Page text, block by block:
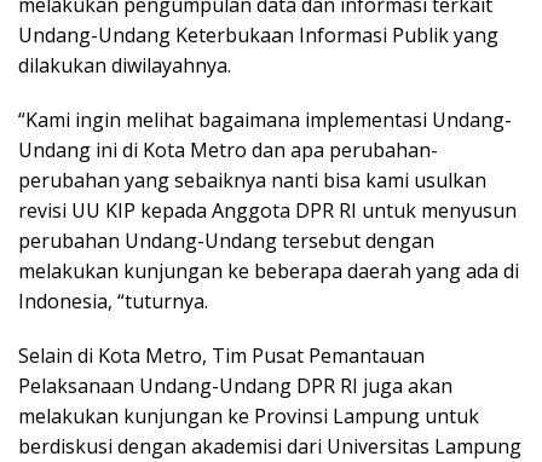
Undang-Undang Keterbukaan Informasi Publik yang
dilakukan diwilayahnya.
“Kami ingin melihat bagaimana implementasi Undang-
Undang ini di Kota Metro dan apa perubahan-
perubahan yang sebaiknya nanti bisa kami usulkan
revisi UU KIP kepada Anggota DPR RI untuk menyusun
perubahan Undang-Undang tersebut dengan
melakukan kunjungan ke beberapa daerah yang ada di
Indonesia, “tuturnya.
Selain di Kota Metro, Tim Pusat Pemantauan
Pelaksanaan Undang-Undang DPR RI juga akan
melakukan kunjungan ke Provinsi Lampung untuk
berdiskusi dengan akademisi dari Universitas Lampung